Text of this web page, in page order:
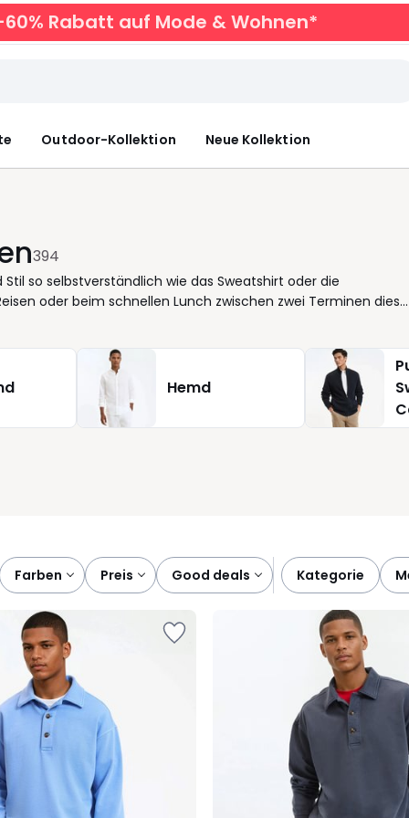
-60% Rabatt auf Mode & Wohnen*
Outdoor-Kollektion Neue Kollektion
394
so selbstverständlich wie das Sweatshirt oder die
oder beim schnellen Lunch zwischen zwei Terminen diese
bietet sofortigen Tragekomfort, während moderne
ein gepflegt-lässiges Erscheinungsbild. Das klassische
einen unaufgeregten, aber durchdachten Stil. Beide
mühelos kombinieren mit Jeans, Chinos oder sogar unter
sind Sweatshirts und Sweatjacken ideale Partner. Sie
Hemd
farben preis good deals kategorie